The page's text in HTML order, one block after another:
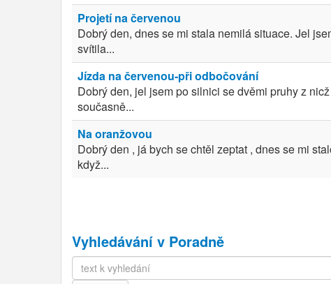
Projetí na červenou
Dobrý den, dnes se mi stala nemilá situace. Jel
svítila...
Jízda na červenou-při odbočování
Dobrý den, jel jsem po silnici se dvěmi pruhy z
současně...
Na oranžovou
Dobrý den , já bych se chtěl zeptat , dnes se mi
když...
Vyhledávání v Poradně